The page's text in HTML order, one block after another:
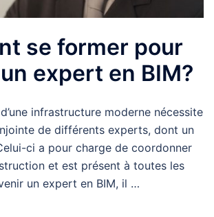
se former pour
expert en BIM?
infrastructure moderne nécessite
de différents experts, dont un
ci a pour charge de coordonner
et est présent à toutes les
un expert en BIM, il …